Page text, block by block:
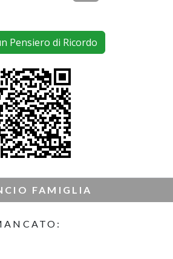
Pensiero di Ricordo
FAMIGLIA